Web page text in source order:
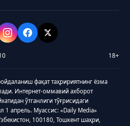
18+
фақат таҳририятнинг ёзма
Интернет-оммавий ахборот
ўтганлиги тўғрисидаги
апрель. Муассис: «Daily Media»
100180, Тошкент шаҳри,